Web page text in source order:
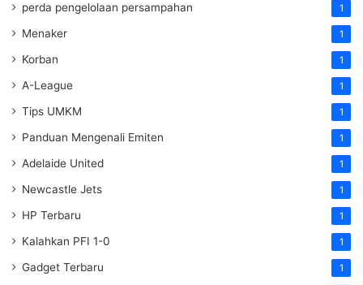
perda pengelolaan persampahan 1
Menaker 1
Korban 1
A-League 1
Tips UMKM 1
Panduan Mengenali Emiten 1
Adelaide United 1
Newcastle Jets 1
HP Terbaru 1
Kalahkan PFI 1-0 1
Gadget Terbaru 1